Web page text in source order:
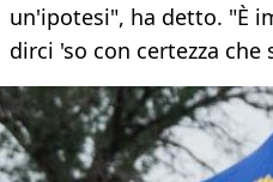
un'ipotesi", ha detto. "È
dirci 'so con certezza